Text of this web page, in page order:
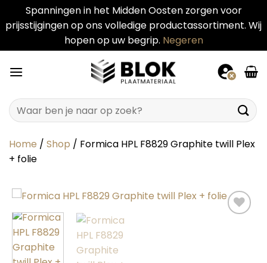
Spanningen in het Midden Oosten zorgen voor
prijsstijgingen op ons volledige productassortiment. Wij
hopen op uw begrip. Negeren
naar
Zoeken
naar:
Home / Shop / Formica HPL F8829 Graphite twill Plex
+ folie